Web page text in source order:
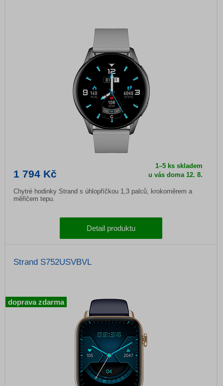
1 794 Kč
1–5 ks skladem
u vás doma12. 8.
Chytré hodinky Strand s úhlopříčkou 1,3 palců, krokoměrem a
měřičem tepu.
Detail produktu
Strand S752USVBVL
doprava zdarma